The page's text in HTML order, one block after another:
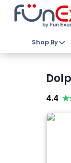
Shop By
4.4